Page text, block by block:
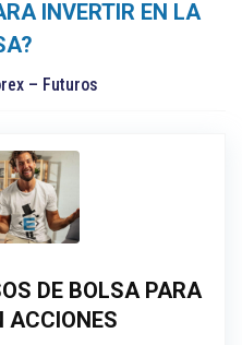
INVERTIR EN LA
– Futuros
DE BOLSA PARA
ACCIONES